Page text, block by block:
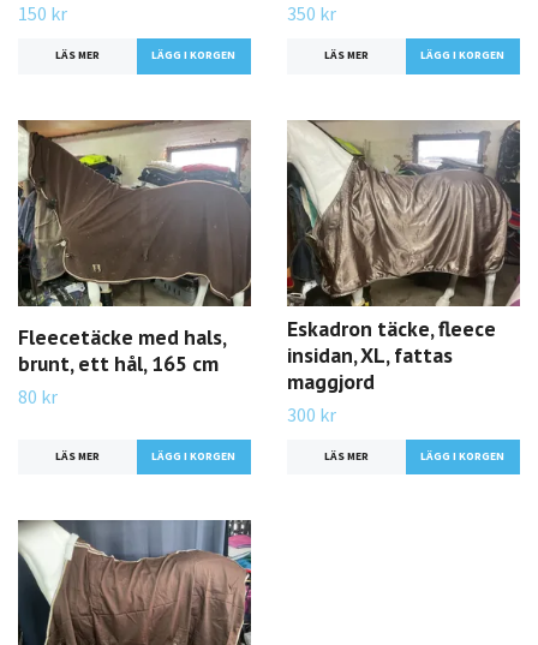
150 kr
LÄS MER
350 kr
LÄS MER
Fleecetäcke med hals,
brunt, ett hål, 165 cm
80 kr
LÄS MER
Eskadron täcke, fleece
insidan, XL, fattas
maggjord
300 kr
LÄS MER